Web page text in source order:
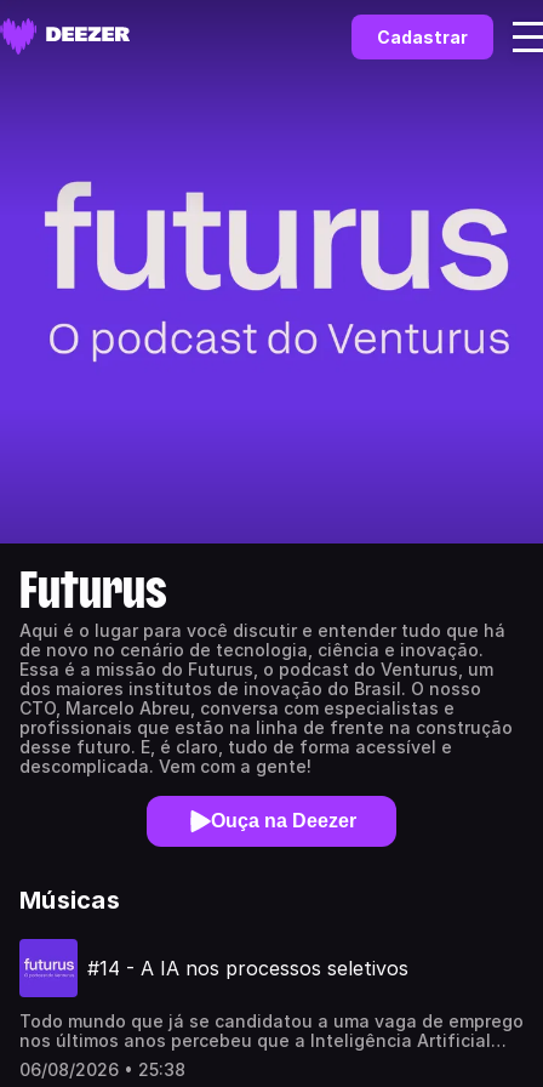
Cadastrar
Futurus
Aqui é o lugar para você discutir e entender tudo que há
de novo no cenário de tecnologia, ciência e inovação.
Essa é a missão do Futurus, o podcast do Venturus, um
dos maiores institutos de inovação do Brasil. O nosso
CTO, Marcelo Abreu, conversa com especialistas e
profissionais que estão na linha de frente na construção
desse futuro. E, é claro, tudo de forma acessível e
descomplicada. Vem com a gente!
Ouça na Deezer
Músicas
#14 - A IA nos processos seletivos
Todo mundo que já se candidatou a uma vaga de emprego
nos últimos anos percebeu que a Inteligência Artificial
dominou quase todas as etapas do processo. Da inscrição
às entrevistas, a IA está em tudo.Porém, um estudo da
06/08/2026 • 25:38